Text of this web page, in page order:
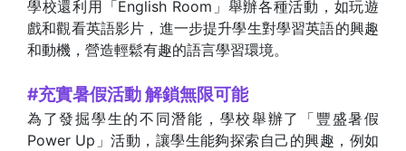
學校還利用「English Room」舉辦各種活動，如玩遊
戲和觀看英語影片，進一步提升學生對學習英語的興趣
和動機，營造輕鬆有趣的語言學習環境。
#充實暑假活動 解鎖無限可能
為了發掘學生的不同潛能，學校舉辦了「豐盛暑假
Power Up」活動，讓學生能夠探索自己的興趣，例如